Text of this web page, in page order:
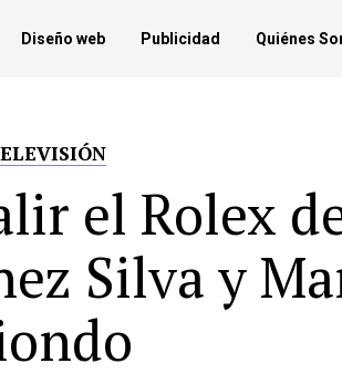
Diseño web Publicidad Quiénes
el Rolex
Silva y